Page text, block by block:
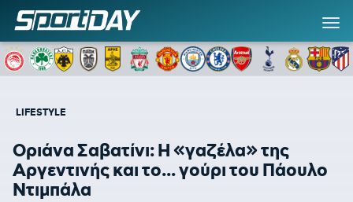
LIFESTYLE
Οριάνα Σαβατίνι: Η «γαζέλα» της
Αργεντινής και το... γούρι του Πάουλο
Ντιμπάλα